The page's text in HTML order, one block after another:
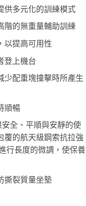
供多元化的訓練模式
階的無重量輔助訓練
以提高可用性
登上機台
少配重塊撞擊時所產生
順暢
全、平順與安靜的使
覆的航天級鋼索抗拉強
行長度的微調，使保養
撕裂質量坐墊